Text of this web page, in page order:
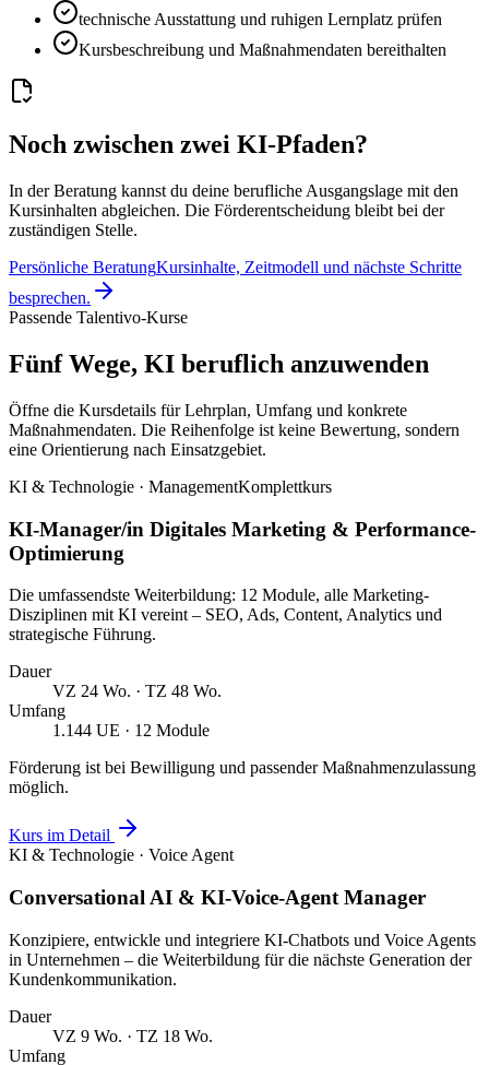
technische Ausstattung und ruhigen Lernplatz prüfen
Kursbeschreibung und Maßnahmendaten bereithalten
Noch zwischen zwei KI-Pfaden?
In der Beratung kannst du deine berufliche Ausgangslage mit den
Kursinhalten abgleichen. Die Förderentscheidung bleibt bei der
zuständigen Stelle.
Persönliche BeratungKursinhalte, Zeitmodell und nächste Schritte
besprechen.
Passende Talentivo-Kurse
Fünf Wege, KI beruflich anzuwenden
Öffne die Kursdetails für Lehrplan, Umfang und konkrete
Maßnahmendaten. Die Reihenfolge ist keine Bewertung, sondern
eine Orientierung nach Einsatzgebiet.
KI & Technologie · ManagementKomplettkurs
KI-Manager/in Digitales Marketing & Performance-
Optimierung
Die umfassendste Weiterbildung: 12 Module, alle Marketing-
Disziplinen mit KI vereint – SEO, Ads, Content, Analytics und
strategische Führung.
Dauer
VZ 24 Wo. · TZ 48 Wo.
Umfang
1.144 UE · 12 Module
Förderung ist bei Bewilligung und passender Maßnahmenzulassung
möglich.
Kurs im Detail
KI & Technologie · Voice Agent
Conversational AI & KI-Voice-Agent Manager
Konzipiere, entwickle und integriere KI-Chatbots und Voice Agents
in Unternehmen – die Weiterbildung für die nächste Generation der
Kundenkommunikation.
Dauer
VZ 9 Wo. · TZ 18 Wo.
Umfang